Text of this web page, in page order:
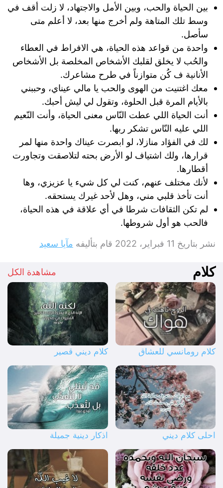
بين الحياة والحب، وبين الأمل والاجتهاد، لا زلت أقف في
وسط تلك المتاهة ولم أخرج منها بعد، لا أعلم متى
سأصل.
واحدة من قواعد هذه الحياة، هي الافراط في العطاء
والحُب لا يخلق لقلبك الأشخاص المخلصة بل الأشخاص
الأنانية ف كُن متوازناً في طرح مشاعرك.
معك اغتنيت من الهوى والحب يا مالي عيناي، وحببني
بالأيام المرة قبل الحلوة، وتقول لي ليش أحبك.
أنت الحياة اللي عطت النّاس معنى الحياة، وأنت النّعيم
اللي عليه النّاس تشكر ربها.
لك في الفؤاد منازلا، لو ابصرت عيناك واحدة منها لمر
قرارها، ولك اشتياف لو الأرض بحته لتلاصقت وتجاورت
أقطارها.
لأنك مختلف عنهم، كنت لي كل شيء يا عزيزي، وها
أنت تأخذ قلبي مني، وهل لأحد غيرك يستحقه.
لم تكن الثقافات شرطا في أي علاقة في هذه الحياة،
فالحب هو أول شروطها.
نشر بتاريخ 11 فبراير، 2022 قام بتأليفه مآيا سعيد
كلام مشاهدة الكل
كلام رومانسي للعشاق كلام ديني قصير
احلى كلام ديني اذكار دينية جميلة